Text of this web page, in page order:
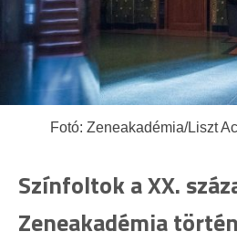
Fotó: Zeneakadémia/Liszt
Színfoltok a XX.
Zeneakadémia